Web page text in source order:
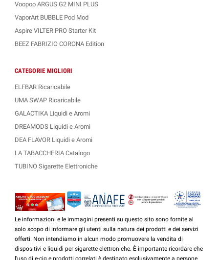
Voopoo ARGUS G2 MINI PLUS
VaporArt BUBBLE Pod Mod
Aspire VILTER PRO Starter Kit
BEEZ FABRIZIO CORONA Edition
CATEGORIE MIGLIORI
ELFBAR Ricaricabile
UMA SWAP Ricaricabile
GALACTIKA Liquidi e Aromi
DREAMODS Liquidi e Aromi
DEA FLAVOR Liquidi e Aromi
LA TABACCHERIA Catalogo
TUBINO Sigarette Elettroniche
Le informazioni e le immagini presenti su questo sito sono fornite al
solo scopo di informare gli utenti sulla natura dei prodotti e dei servizi
offerti. Non intendiamo in alcun modo promuovere la vendita di
dispositivi e liquidi per sigarette elettroniche. È importante ricordare che
l'uso di e-cig e prodotti correlati è destinato esclusivamente a persone